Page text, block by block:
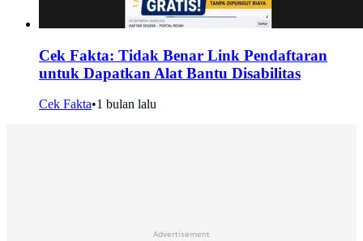
Cek Fakta: Tidak Benar Link Pendaftaran
untuk Dapatkan Alat Bantu Disabilitas
Cek Fakta•1 bulan lalu
Advertisement